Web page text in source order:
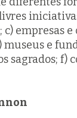
empresas e
e
sagrados;